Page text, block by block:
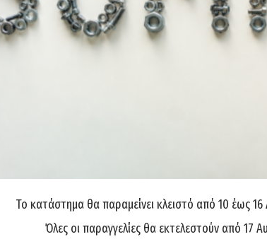
500A
Το κατάστημα θα παραμείνει κλειστό από 10 έως 16
Όλες οι παραγγελίες θα εκτελεστούν από 17